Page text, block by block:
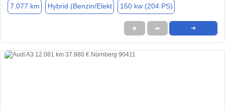
7.077 km Hybrid (Benzin/Elekt 150 kw (204 PS)
★ ➦ ➜